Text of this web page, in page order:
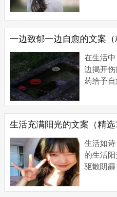
超高的
择远方。
一边致郁一边自愈的文案（
在生活
边揭开
药给予
致郁一
海不会等
生活充满阳光的文案（精选
生活如
的生活阳
驱散阴
我的小